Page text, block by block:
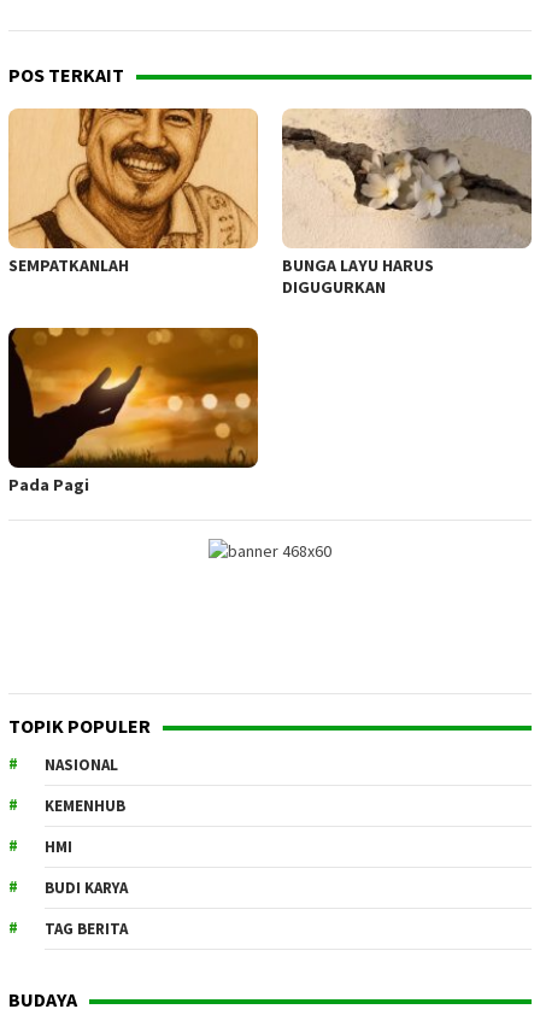
POS TERKAIT
SEMPATKANLAH
BUNGA LAYU HARUS
DIGUGURKAN
Pada Pagi
TOPIK POPULER
NASIONAL
KEMENHUB
HMI
BUDI KARYA
TAG BERITA
BUDAYA